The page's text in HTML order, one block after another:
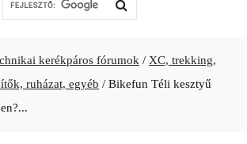
kerékpáros fórumok / XC, trekking,
ruházat, egyéb / Bikefun Téli kesztyű